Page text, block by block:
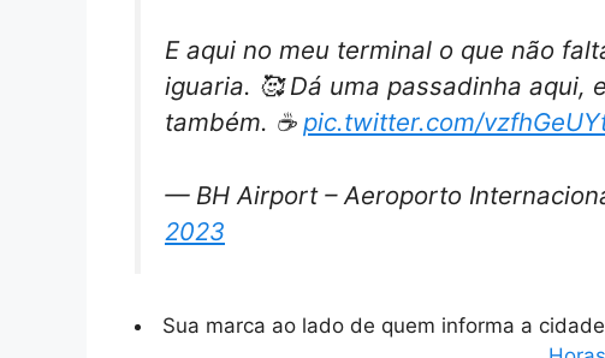
E aqui no meu terminal o que não
iguaria. 🥰 Dá uma passadinha aqui,
também. ☕️ pic.twitter.com/
— BH Airport – Aeroporto
2023
Sua marca ao lado de quem informa a